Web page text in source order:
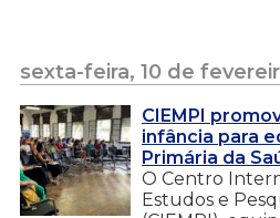
sexta-feira, 10 de
CIEMPI
infância para
Primária da
O Centro
Estudos e